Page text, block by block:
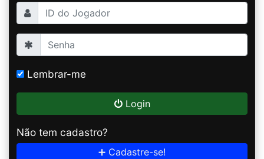
Lembrar-me
Login
Não tem cadastro?
➕ Cadastre-se!